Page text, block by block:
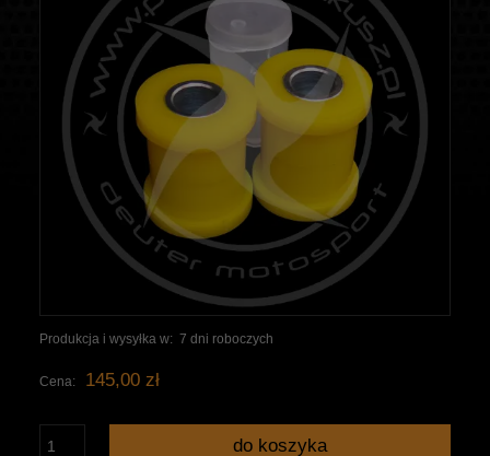
Produkcja i wysyłka w: 7 dni roboczych
Cena: 145,00 zł
do koszyka